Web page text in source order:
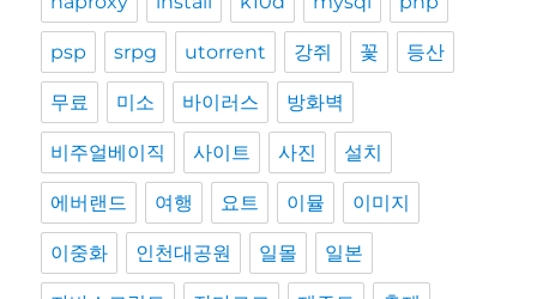
psp srpg utorrent 강쥐 꽃 등산
무료 미소 바이러스 방화벽
비주얼베이직 사이트 사진 설치
에버랜드 여행 요트 이뮬 이미지
이중화 인천대공원 일몰 일본